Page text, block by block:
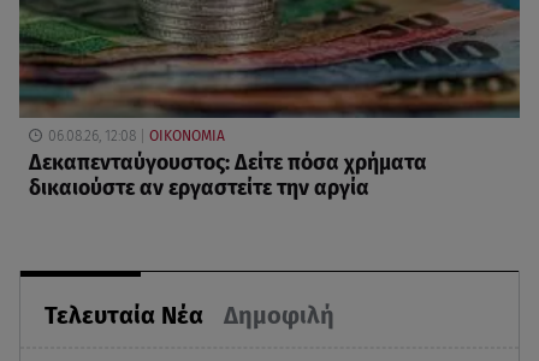
Τελευταία Νέα Δημοφιλή
06.08.26, 12:08 ΟΙΚΟΝΟΜΙΑ
Δεκαπενταύγουστος: Δείτε πόσα χρήματα
δικαιούστε αν εργαστείτε την αργία